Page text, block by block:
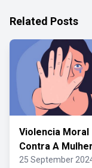
Related Posts
Violencia Moral
Contra A Mulher
25 September